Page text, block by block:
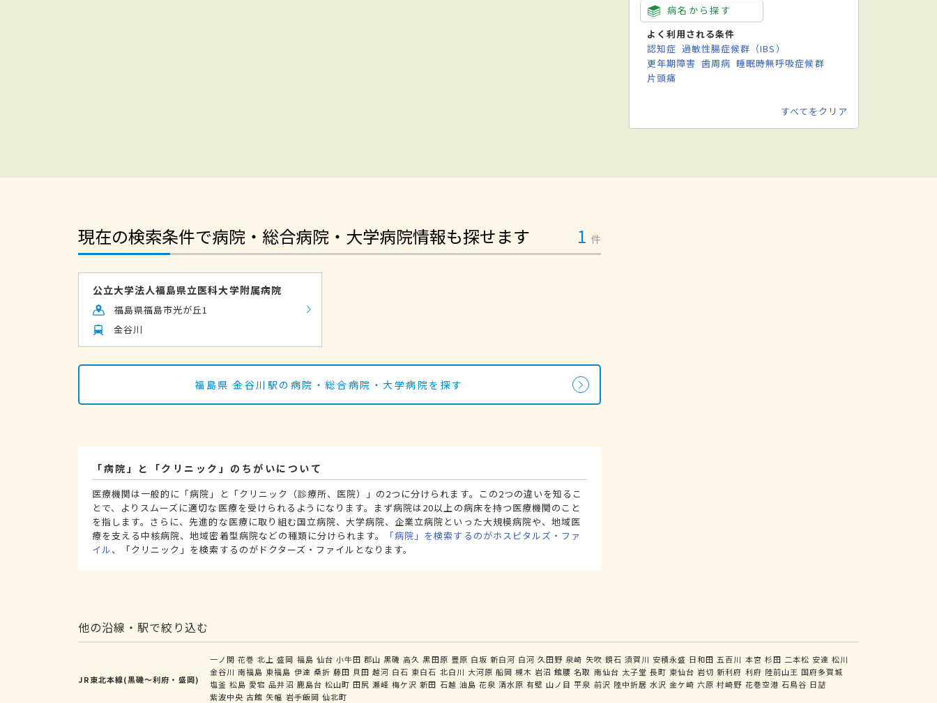
病名から探す
よく利用される条件
認知症 過敏性腸症候群（IBS）
更年期障害 歯周病 睡眠時無呼吸症候群
片頭痛
すべてをクリア
現在の検索条件で病院・総合病院・大学病院情報も探せます 1 件
公立大学法人福島県立医科大学附属病院
福島県福島市光が丘1
金谷川
福島県 金谷川駅の病院・総合病院・大学病院を探す
「病院」と「クリニック」のちがいについて
医療機関は一般的に「病院」と「クリニック（診療所、医院）」の2つに分けられます。この2つの違いを知るこ
とで、よりスムーズに適切な医療を受けられるようになります。まず病院は20以上の病床を持つ医療機関のこと
を指します。さらに、先進的な医療に取り組む国立病院、大学病院、企業立病院といった大規模病院や、地域医
療を支える中核病院、地域密着型病院などの種類に分けられます。
「病院」を検索するのがホスピタルズ・ファ
イル、「クリニック」を検索するのがドクターズ・ファイルとなります。
他の沿線・駅で絞り込む
JR東北本線(黒磯～利府・盛岡)
一ノ関 花巻 北上 盛岡 福島 仙台 小牛田 郡山 黒磯 高久 黒田原 豊原 白坂 新白河 白河 久田野 泉崎 矢吹 鏡石 須賀川 安積永盛 日和田 五百川 本宮 杉田 二本松 安達 松川
金谷川 南福島 東福島 伊達 桑折 藤田 貝田 越河 白石 東白石 北白川 大河原 船岡 槻木 岩沼 館腰 名取 南仙台 太子堂 長町 東仙台 岩切 新利府 利府 陸前山王 国府多賀城
塩釜 松島 愛宕 品井沼 鹿島台 松山町 田尻 瀬峰 梅ケ沢 新田 石越 油島 花泉 清水原 有壁 山ノ目 平泉 前沢 陸中折居 水沢 金ケ崎 六原 村崎野 花巻空港 石鳥谷 日詰
紫波中央 古館 矢幅 岩手飯岡 仙北町